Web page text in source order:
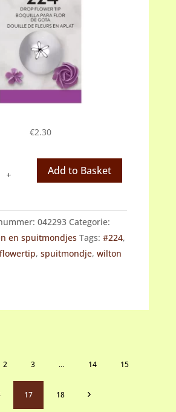
€2.30
Add to Basket
042293 Categorie:
en spuitmondjes Tags: #224,
flowertip,spuitmondje,wilton
2 3 … 14 15
17 18